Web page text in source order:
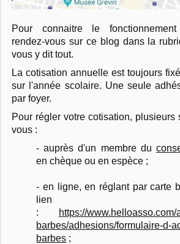
Pour connaitre le
rendez-vous sur ce blog dans la
vous y dit tout.
La cotisation annuelle est toujours
sur l'année scolaire. Une seule
par foyer.
Pour régler votre cotisation, plusieurs
vous :
- auprès d'un membre du
en chèque ou en espèce ;
- en ligne, en réglant par carte
lien
:
https://
barbes/adhesions/formulaire-d-
barbes ;